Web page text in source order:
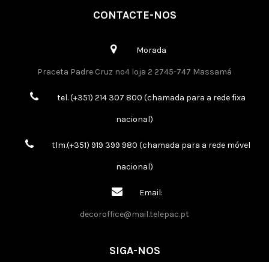
CONTACTE-NOS
Morada
Praceta Padre Cruz nº4 loja 2 2745-747 Massamá
tel. (+351) 214 307 800 (chamada para a rede fixa
nacional)
tlm.(+351) 919 399 980 (chamada para a rede móvel
nacional)
Email:
decoroffice@mail.telepac.pt
SIGA-NOS